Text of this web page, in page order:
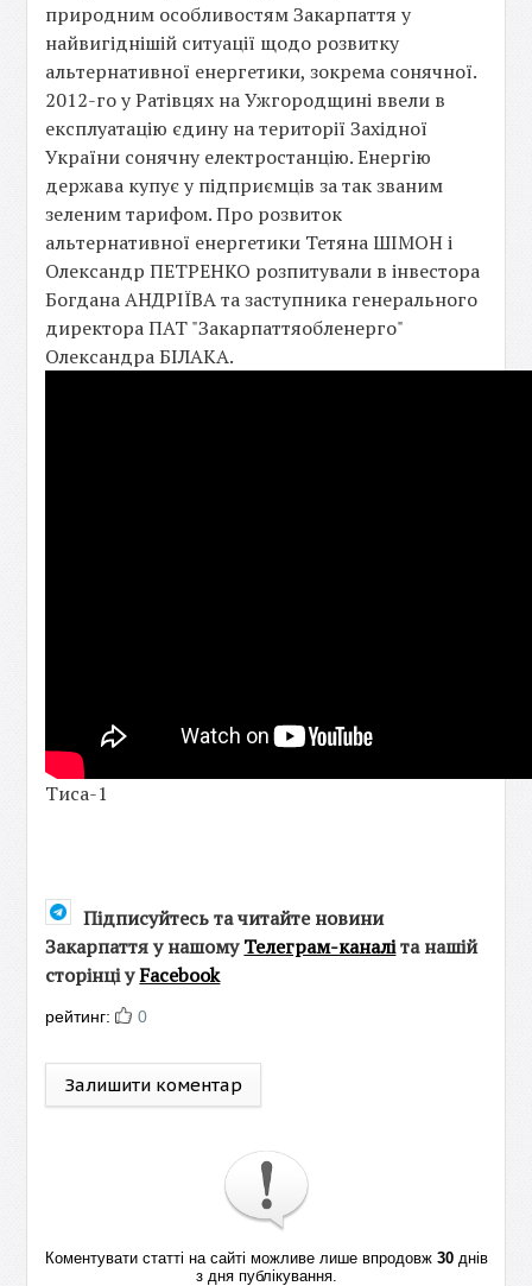
природним особливостям Закарпаття у
найвигіднішій ситуації щодо розвитку
альтернативної енергетики, зокрема сонячної.
2012-го у Ратівцях на Ужгородщині ввели в
експлуатацію єдину на території Західної
України сонячну електростанцію. Енергію
держава купує у підприємців за так званим
зеленим тарифом. Про розвиток
альтернативної енергетики Тетяна ШІМОН і
Олександр ПЕТРЕНКО розпитували в інвестора
Богдана АНДРІЇВА та заступника генерального
директора ПАТ "Закарпаттяобленерго"
Олександра БІЛАКА.
Тиса-1
Підписуйтесь та читайте новини
Закарпаття у нашомуТелеграм-каналіта нашій
сторінці уFacebook
рейтинг: 0
Залишити коментар
Коментувати статті на сайті можливе лише впродовж 30днів
з дня публікування.